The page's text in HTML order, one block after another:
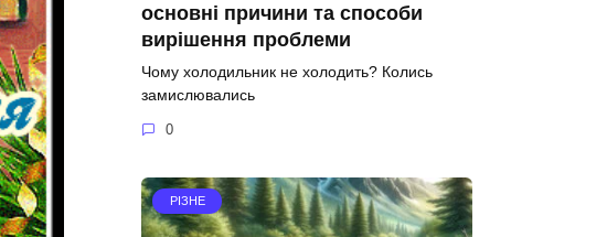
основні причини та способи
вирішення проблеми
Чому холодильник не холодить? Колись
замислювались
0
РІЗНЕ